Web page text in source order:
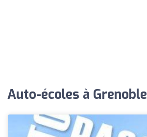
Auto-écoles à Grenoble